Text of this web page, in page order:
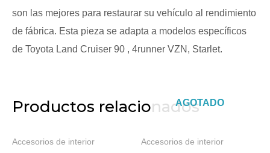
son las mejores para restaurar su vehículo al rendimiento
de fábrica. Esta pieza se adapta a modelos específicos
de Toyota Land Cruiser 90 , 4runner VZN, Starlet.
Productos relacionados
Accesorios de interior
AGOTADO
Accesorios de interior